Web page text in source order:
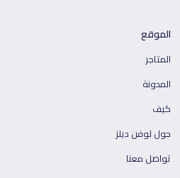
الموقع
المتاجر
المدونة
كيف
حول لوفن ديلز
تواصل معنا